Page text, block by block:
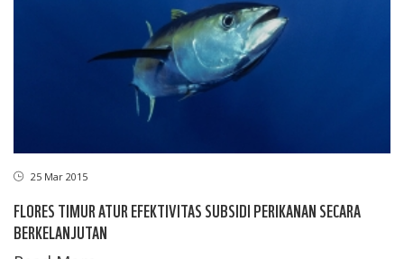
25 Mar 2015
FLORES TIMUR ATUR EFEKTIVITAS SUBSIDI PERIKANAN SECARA
BERKELANJUTAN